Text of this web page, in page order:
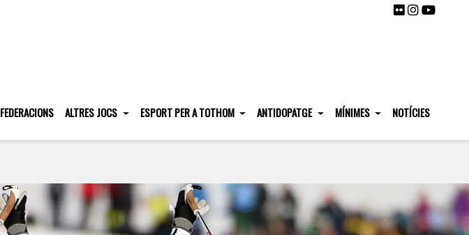
FEDERACIONS ALTRES JOCS ESPORT PER A TOTHOM ANTIDOPATGE MÍNIMES NOTÍCIES